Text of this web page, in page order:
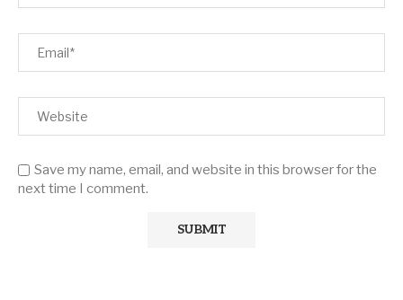
Save my name, email, and website in this browser for the
next time I comment.